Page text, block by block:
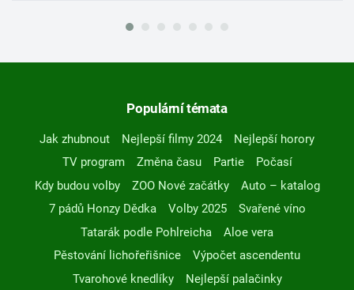
Populární témata
Jak zhubnout Nejlepší filmy 2024
Nejlepší horory
TV program
Změna času Partie
Počasí
Kdy budou volby
ZOO Nové začátky
Auto – katalog
7 pádů Honzy Dědka
Volby 2025
Svařené víno
Tatarák podle Pohlreicha
Aloe vera
Pěstování lichořeřišnice
Výpočet ascendentu
Tvarohové knedlíky
Nejlepší palačinky